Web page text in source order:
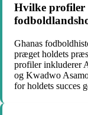
Hvilke profiler
Ghanas
præget holdets
profiler inkluderer
og Kwadwo
for holdets succes